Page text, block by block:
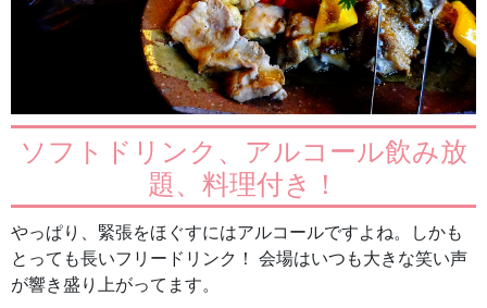
ソフトドリンク、アルコール飲み放
題、料理付き！
やっぱり、緊張をほぐすにはアルコールですよね。しかも
とっても長いフリードリンク！ 会場はいつも大きな笑い声
が響き盛り上がってます。